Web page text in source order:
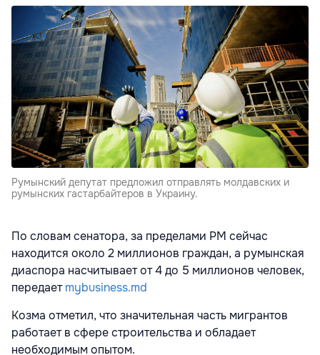
Румынский депутат предложил отправлять молдавских и
румынских гастарбайтеров в Украину.
По словам сенатора, за пределами РМ сейчас
находится около 2 миллионов граждан, а румынская
диаспора насчитывает от 4 до 5 миллионов человек,
передаетmybusiness.md
Козма отметил, что значительная часть мигрантов
работает в сфере строительства и обладает
необходимым опытом.